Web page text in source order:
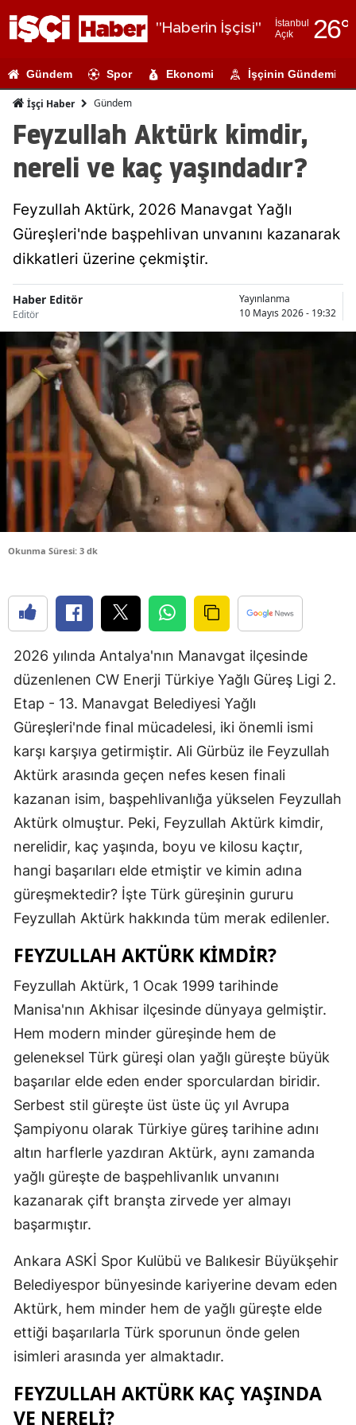
"Haberin İşçisi"
İstanbul
Açık
26°
Adıyaman
Ağrı
Amasya
Antalya
Aydın
Bitlis
Bolu
Burdur
Bursa
Çankırı
Çorum
Denizli
Edirne
Erzincan
Erzurum
Gaziantep
Giresun
Isparta
Mersin
İstanbul
İzmir
Kayseri
Kırklareli
Kırşehir
Konya
Gündem Spor Ekonomi İşçinin Gündemi
İşçi Haber Gündem
Feyzullah Aktürk kimdir,
nereli ve kaç yaşındadır?
Feyzullah Aktürk, 2026 Manavgat Yağlı
Güreşleri'nde başpehlivan unvanını kazanarak
dikkatleri üzerine çekmiştir.
Haber Editör
Editör
Yayınlanma
10 Mayıs 2026 - 19:32
Okunma Süresi: 3 dk
2026 yılında Antalya'nın Manavgat ilçesinde
düzenlenen CW Enerji Türkiye Yağlı Güreş Ligi 2.
Etap - 13. Manavgat Belediyesi Yağlı
Güreşleri'nde final mücadelesi, iki önemli ismi
karşı karşıya getirmiştir. Ali Gürbüz ile Feyzullah
Aktürk arasında geçen nefes kesen finali
kazanan isim, başpehlivanlığa yükselen Feyzullah
Aktürk olmuştur. Peki, Feyzullah Aktürk kimdir,
nerelidir, kaç yaşında, boyu ve kilosu kaçtır,
hangi başarıları elde etmiştir ve kimin adına
güreşmektedir? İşte Türk güreşinin gururu
Feyzullah Aktürk hakkında tüm merak edilenler.
FEYZULLAH AKTÜRK KIMDIR?
Feyzullah Aktürk, 1 Ocak 1999 tarihinde
Manisa'nın Akhisar ilçesinde dünyaya gelmiştir.
Hem modern minder güreşinde hem de
geleneksel Türk güreşi olan yağlı güreşte büyük
başarılar elde eden ender sporculardan biridir.
Serbest stil güreşte üst üste üç yıl Avrupa
Şampiyonu olarak Türkiye güreş tarihine adını
altın harflerle yazdıran Aktürk, aynı zamanda
yağlı güreşte de başpehlivanlık unvanını
kazanarak çift branşta zirvede yer almayı
başarmıştır.
Ankara ASKİ Spor Kulübü ve Balıkesir Büyükşehir
Belediyespor bünyesinde kariyerine devam eden
Aktürk, hem minder hem de yağlı güreşte elde
ettiği başarılarla Türk sporunun önde gelen
isimleri arasında yer almaktadır.
FEYZULLAH AKTÜRK KAÇ YAŞINDA
VE NERELI?